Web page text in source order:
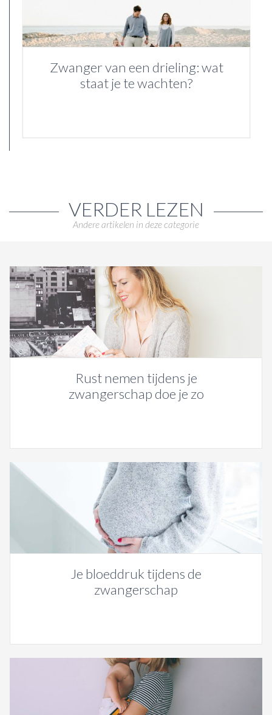
Zwanger van een drieling: wat
staat je te wachten?
VERDER LEZEN
Andere artikelen in deze categorie
Rust nemen tijdens je
zwangerschap doe je zo
Je bloeddruk tijdens de
zwangerschap